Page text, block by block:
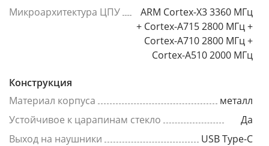
Микроархитектура ЦПУ
ARM Cortex-X3 3360 МГц
+ Cortex-A715 2800 МГц +
Cortex-A710 2800 МГц +
Cortex-A510 2000 МГц
Конструкция
Материал корпуса
металл
Устойчивое к царапинам стекло
Да
Выход на наушники
USB Type-C